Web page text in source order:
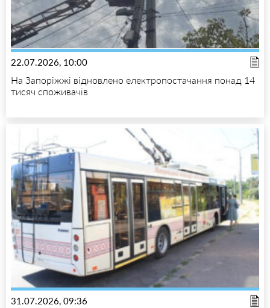
22.07.2026, 10:00
На Запоріжжі відновлено електропостачання понад 14
тисяч споживачів
31.07.2026, 09:36